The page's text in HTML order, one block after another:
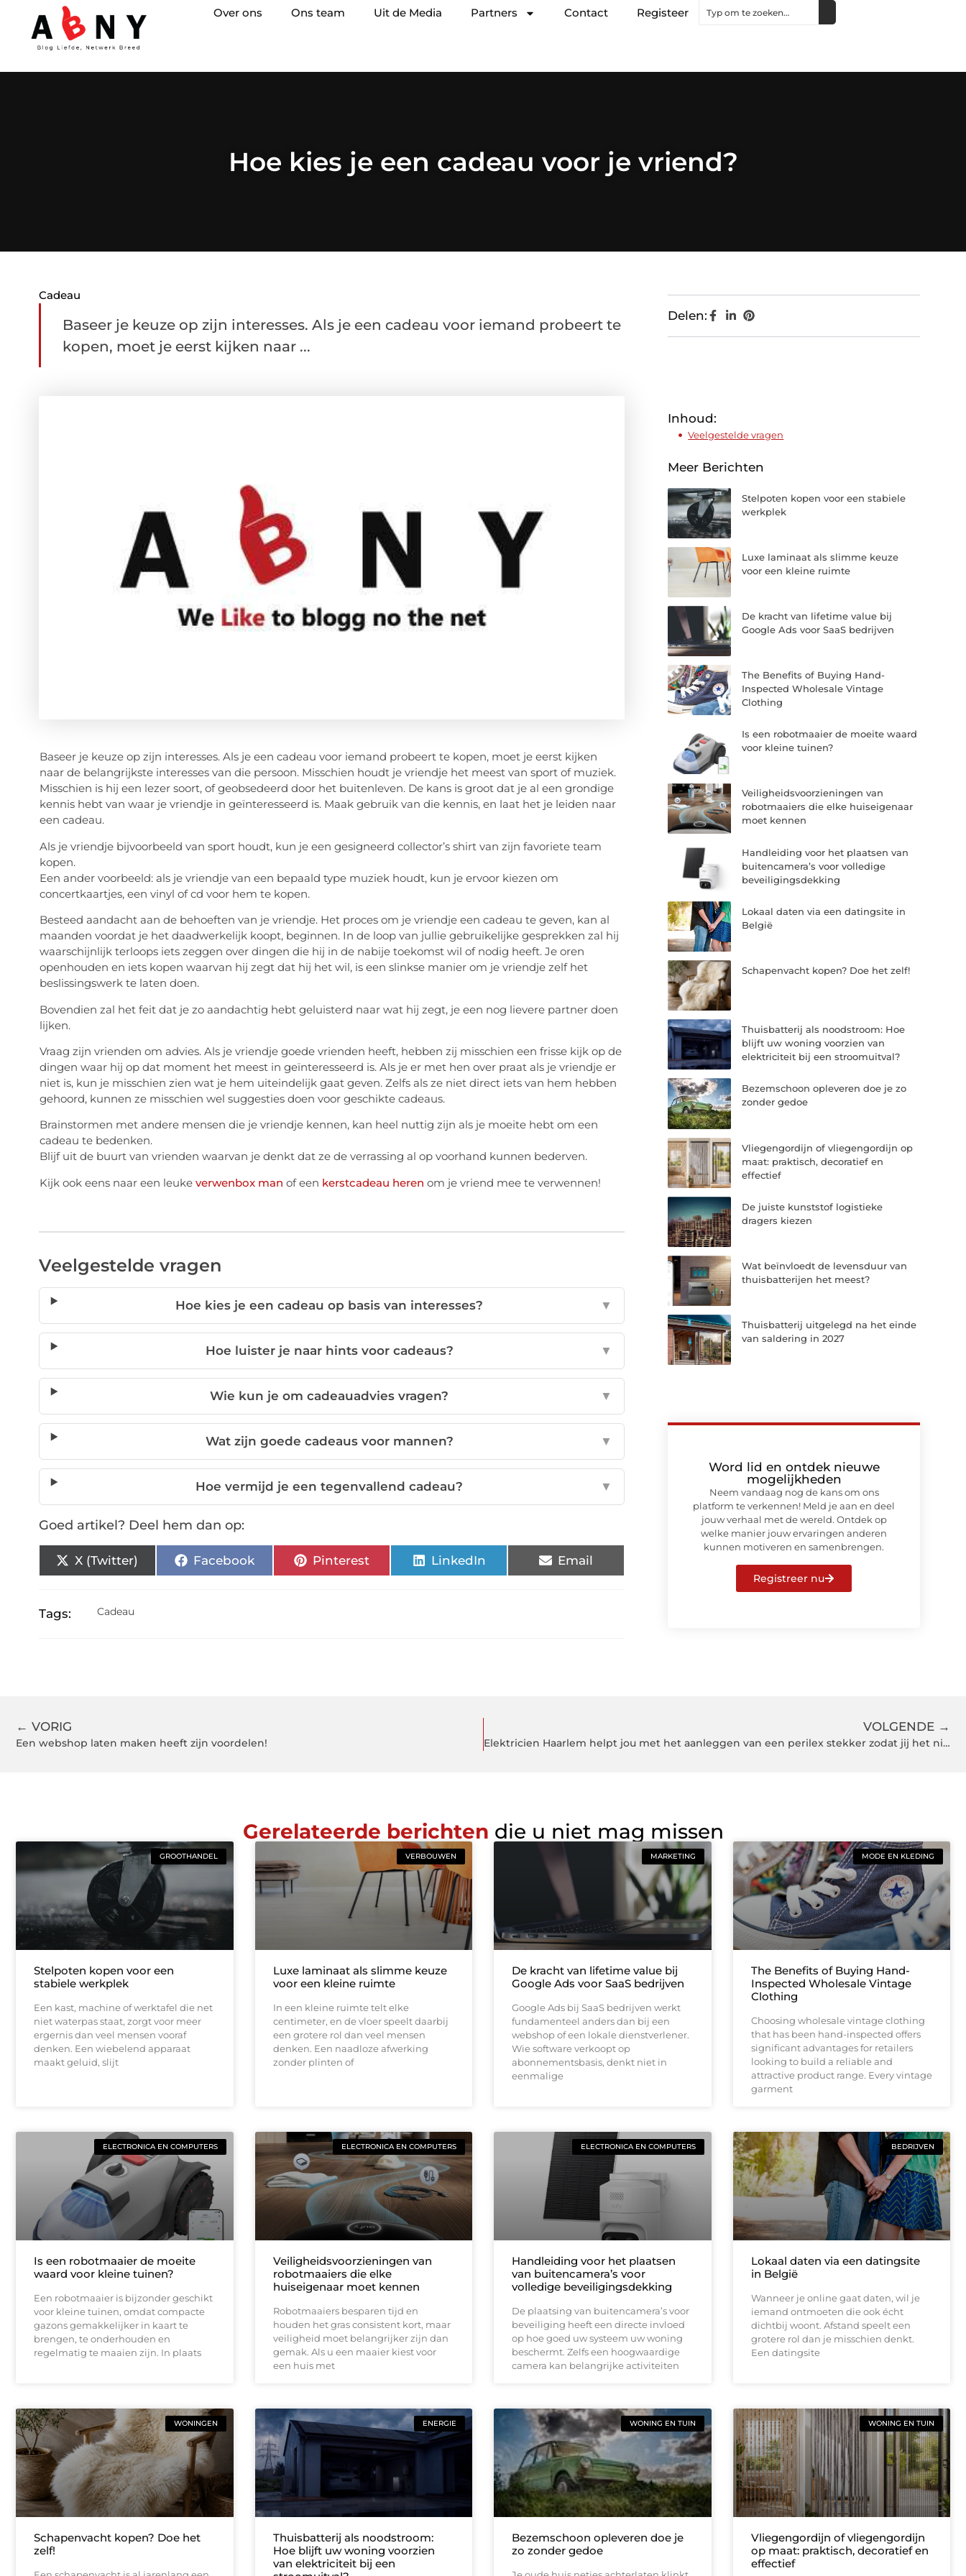
Over ons Ons team Uit de Media Partners Contact Registeer
Hoe kies je een cadeau voor je vriend?
Cadeau
Baseer je keuze op zijn interesses. Als je een cadeau voor iemand probeert te
kopen, moet je eerst kijken naar ...
Baseer je keuze op zijn interesses. Als je een cadeau voor iemand probeert te kopen, moet je eerst kijken
naar de belangrijkste interesses van die persoon. Misschien houdt je vriendje het meest van sport of muziek.
Misschien is hij een lezer soort, of geobsedeerd door het buitenleven. De kans is groot dat je al een grondige
kennis hebt van waar je vriendje in geïnteresseerd is. Maak gebruik van die kennis, en laat het je leiden naar
een cadeau.
Als je vriendje bijvoorbeeld van sport houdt, kun je een gesigneerd collector’s shirt van zijn favoriete team
kopen.
Een ander voorbeeld: als je vriendje van een bepaald type muziek houdt, kun je ervoor kiezen om
concertkaartjes, een vinyl of cd voor hem te kopen.
Besteed aandacht aan de behoeften van je vriendje. Het proces om je vriendje een cadeau te geven, kan al
maanden voordat je het daadwerkelijk koopt, beginnen. In de loop van jullie gebruikelijke gesprekken zal hij
waarschijnlijk terloops iets zeggen over dingen die hij in de nabije toekomst wil of nodig heeft. Je oren
openhouden en iets kopen waarvan hij zegt dat hij het wil, is een slinkse manier om je vriendje zelf het
beslissingswerk te laten doen.
Bovendien zal het feit dat je zo aandachtig hebt geluisterd naar wat hij zegt, je een nog lievere partner doen
lijken.
Vraag zijn vrienden om advies. Als je vriendje goede vrienden heeft, hebben zij misschien een frisse kijk op de
dingen waar hij op dat moment het meest in geïnteresseerd is. Als je er met hen over praat als je vriendje er
niet is, kun je misschien zien wat je hem uiteindelijk gaat geven. Zelfs als ze niet direct iets van hem hebben
gehoord, kunnen ze misschien wel suggesties doen voor geschikte cadeaus.
Brainstormen met andere mensen die je vriendje kennen, kan heel nuttig zijn als je moeite hebt om een
cadeau te bedenken.
Blijf uit de buurt van vrienden waarvan je denkt dat ze de verrassing al op voorhand kunnen bederven.
Kijk ook eens naar een leuke verwenbox man of een kerstcadeau heren om je vriend mee te verwennen!
Veelgestelde vragen
Hoe kies je een cadeau op basis van interesses? ▼
Hoe luister je naar hints voor cadeaus? ▼
Wie kun je om cadeauadvies vragen? ▼
Wat zijn goede cadeaus voor mannen? ▼
Hoe vermijd je een tegenvallend cadeau? ▼
Goed artikel? Deel hem dan op:
X (Twitter) Facebook Pinterest LinkedIn Email
Tags: Cadeau
Delen:
Inhoud:
Veelgestelde vragen
Meer Berichten
Stelpoten kopen voor een stabiele
werkplek
Luxe laminaat als slimme keuze
voor een kleine ruimte
De kracht van lifetime value bij
Google Ads voor SaaS bedrijven
The Benefits of Buying Hand-
Inspected Wholesale Vintage
Clothing
Is een robotmaaier de moeite waard
voor kleine tuinen?
Veiligheidsvoorzieningen van
robotmaaiers die elke huiseigenaar
moet kennen
Handleiding voor het plaatsen van
buitencamera’s voor volledige
beveiligingsdekking
Lokaal daten via een datingsite in
België
Schapenvacht kopen? Doe het zelf!
Thuisbatterij als noodstroom: Hoe
blijft uw woning voorzien van
elektriciteit bij een stroomuitval?
Bezemschoon opleveren doe je zo
zonder gedoe
Vliegengordijn of vliegengordijn op
maat: praktisch, decoratief en
effectief
De juiste kunststof logistieke
dragers kiezen
Wat beïnvloedt de levensduur van
thuisbatterijen het meest?
Thuisbatterij uitgelegd na het einde
van saldering in 2027
Word lid en ontdek nieuwe
mogelijkheden
Neem vandaag nog de kans om ons
platform te verkennen! Meld je aan en deel
jouw verhaal met de wereld. Ontdek op
welke manier jouw ervaringen anderen
kunnen motiveren en samenbrengen.
Registreer nu
← VORIG
Een webshop laten maken heeft zijn voordelen!
VOLGENDE →
Elektricien Haarlem helpt jou met het aanleggen van een perilex stekker zodat jij het niet hoeft te
Gerelateerde berichten die u niet mag missen
GROOTHANDEL
Stelpoten kopen voor een
stabiele werkplek
Een kast, machine of werktafel die net
niet waterpas staat, zorgt voor meer
ergernis dan veel mensen vooraf
denken. Een wiebelend apparaat
maakt geluid, slijt
VERBOUWEN
Luxe laminaat als slimme keuze
voor een kleine ruimte
In een kleine ruimte telt elke
centimeter, en de vloer speelt daarbij
een grotere rol dan veel mensen
denken. Een naadloze afwerking
zonder plinten of
MARKETING
De kracht van lifetime value bij
Google Ads voor SaaS bedrijven
Google Ads bij SaaS bedrijven werkt
fundamenteel anders dan bij een
webshop of een lokale dienstverlener.
Wie software verkoopt op
abonnementsbasis, denkt niet in
eenmalige
MODE EN KLEDING
The Benefits of Buying Hand-
Inspected Wholesale Vintage
Clothing
Choosing wholesale vintage clothing
that has been hand-inspected offers
significant advantages for retailers
looking to build a reliable and
attractive product range. Every vintage
garment
ELECTRONICA EN COMPUTERS
Is een robotmaaier de moeite
waard voor kleine tuinen?
Een robotmaaier is bijzonder geschikt
voor kleine tuinen, omdat compacte
gazons gemakkelijker in kaart te
brengen, te onderhouden en
regelmatig te maaien zijn. In plaats
ELECTRONICA EN COMPUTERS
Veiligheidsvoorzieningen van
robotmaaiers die elke
huiseigenaar moet kennen
Robotmaaiers besparen tijd en
houden het gras consistent kort, maar
veiligheid moet belangrijker zijn dan
gemak. Als u een maaier kiest voor
een huis met
ELECTRONICA EN COMPUTERS
Handleiding voor het plaatsen
van buitencamera’s voor
volledige beveiligingsdekking
De plaatsing van buitencamera’s voor
beveiliging heeft een directe invloed
op hoe goed uw systeem uw woning
beschermt. Zelfs een hoogwaardige
camera kan belangrijke activiteiten
BEDRIJVEN
Lokaal daten via een datingsite
in België
Wanneer je online gaat daten, wil je
iemand ontmoeten die ook écht
dichtbij woont. Afstand speelt een
grotere rol dan je misschien denkt.
Een datingsite
WONINGEN
Schapenvacht kopen? Doe het
zelf!
ENERGIE
Thuisbatterij als noodstroom:
Hoe blijft uw woning voorzien
van elektriciteit bij een
WONING EN TUIN
Bezemschoon opleveren doe je
zo zonder gedoe
WONING EN TUIN
Vliegengordijn of vliegengordijn
op maat: praktisch, decoratief en
effectief